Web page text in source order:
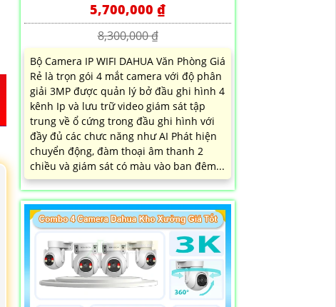
5,700,000 ₫
8,300,000 ₫
Bộ Camera IP WIFI DAHUA Văn Phòng Giá
Rẻ là trọn gói 4 mắt camera với độ phân
giải 3MP được quản lý bở đầu ghi hình 4
kênh Ip và lưu trữ video giám sát tập
trung về ổ cứng trong đầu ghi hình với
đầy đủ các chưc năng như AI Phát hiện
chuyển động, đàm thoại âm thanh 2
chiều và giám sát có màu vào ban đêm...